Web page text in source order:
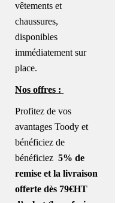
vêtements et
chaussures,
disponibles
immédiatement sur
place.
Nos offres :
Profitez de vos
avantages Toody et
bénéficiez de
bénéficiez 5% de
remise et lalivraison
offerte dès 79€HT